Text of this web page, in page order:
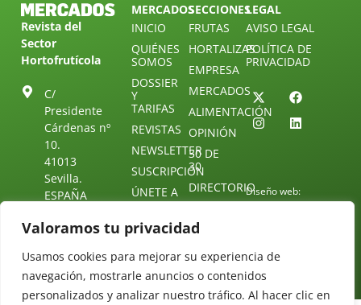
Valoramos tu privacidad
Usamos cookies para mejorar su experiencia de
navegación, mostrarle anuncios o contenidos
personalizados y analizar nuestro tráfico. Al hacer clic en
Revista del
Sector
Hortofrutícola
C/
Presidente
Cárdenas nº
10.
41013
Sevilla.
ESPAÑA
25 88 51
redaccion@revistamercados.com
MERCADOS
INICIO
QUIÉNES
SOMOS
DOSSIER
Y
TARIFAS
REVISTAS
NEWSLETTER
SUSCRIPCIÓN
ÚNETE A
NUESTRO
CONTACTO
SECCIONES
FRUTAS
HORTALIZAS
EMPRESA
MERCADOS
ALIMENTACIÓN
OPINIÓN
30 DE
30
DIRECTORIO
LEGAL
AVISO LEGAL
POLÍTICA DE
PRIVACIDAD
Diseño web:
Starenlared